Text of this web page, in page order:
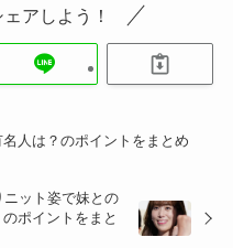
アしよう！
人は？のポイントをまとめ
ニット姿で妹との
ポイントをまと